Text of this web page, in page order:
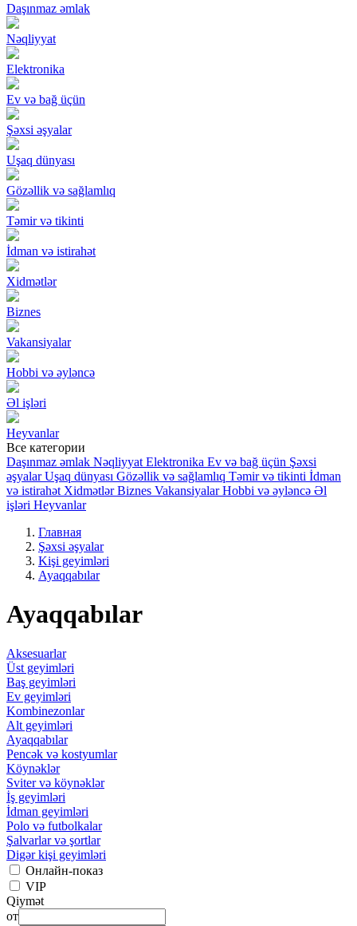
Daşınmaz əmlak
Nəqliyyat
Elektronika
Ev və bağ üçün
Şəxsi əşyalar
Uşaq dünyası
Gözəllik və sağlamlıq
Təmir və tikinti
İdman və istirahət
Xidmətlər
Biznes
Vakansiyalar
Hobbi və əyləncə
Əl işləri
Heyvanlar
Все категории
Daşınmaz əmlak Nəqliyyat Elektronika Ev və bağ üçün Şəxsi
əşyalar Uşaq dünyası Gözəllik və sağlamlıq Təmir və tikinti İdman
və istirahət Xidmətlər Biznes Vakansiyalar Hobbi və əyləncə Əl
işləri Heyvanlar
Главная
Şəxsi əşyalar
Kişi geyimləri
Ayaqqabılar
Ayaqqabılar
Aksesuarlar
Üst geyimləri
Baş geyimləri
Ev geyimləri
Kombinezonlar
Alt geyimləri
Ayaqqabılar
Pencək və kostyumlar
Köynəklər
Sviter və köynəklər
İş geyimləri
İdman geyimləri
Polo və futbolkalar
Şalvarlar və şortlar
Digər kişi geyimləri
Онлайн-показ
VIP
Qiymət
от